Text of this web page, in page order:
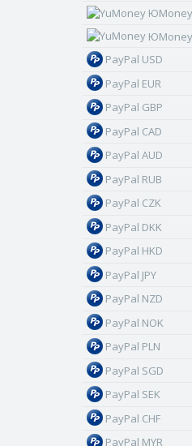
ЮMoney
PayPal USD
PayPal EUR
PayPal GBP
PayPal CAD
PayPal AUD
PayPal RUB
PayPal CZK
PayPal DKK
PayPal HKD
PayPal JPY
PayPal NZD
PayPal NOK
PayPal PLN
PayPal SGD
PayPal SEK
PayPal CHF
PayPal MYR